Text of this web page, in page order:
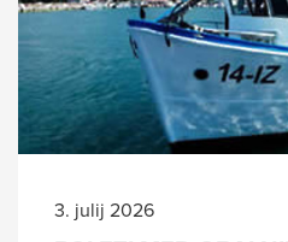
3. julij 2026